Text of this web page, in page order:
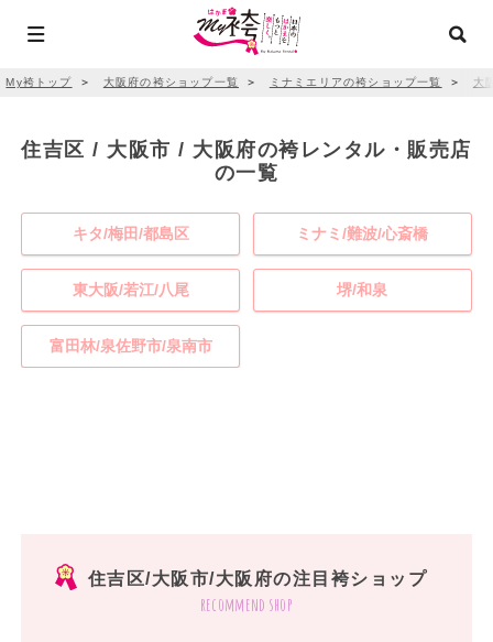
My袴トップ ＞ 大阪府の袴ショップ一覧 ＞ ミナミエリアの袴ショップ一覧 ＞ 大
住吉区 / 大阪市 / 大阪府の袴レンタル・販売店
の一覧
キタ/梅田/都島区 ミナミ/難波/心斎橋
東大阪/若江/八尾 堺/和泉
富田林/泉佐野市/泉南市
住吉区/大阪市/大阪府の注目袴ショップ
recommend shop